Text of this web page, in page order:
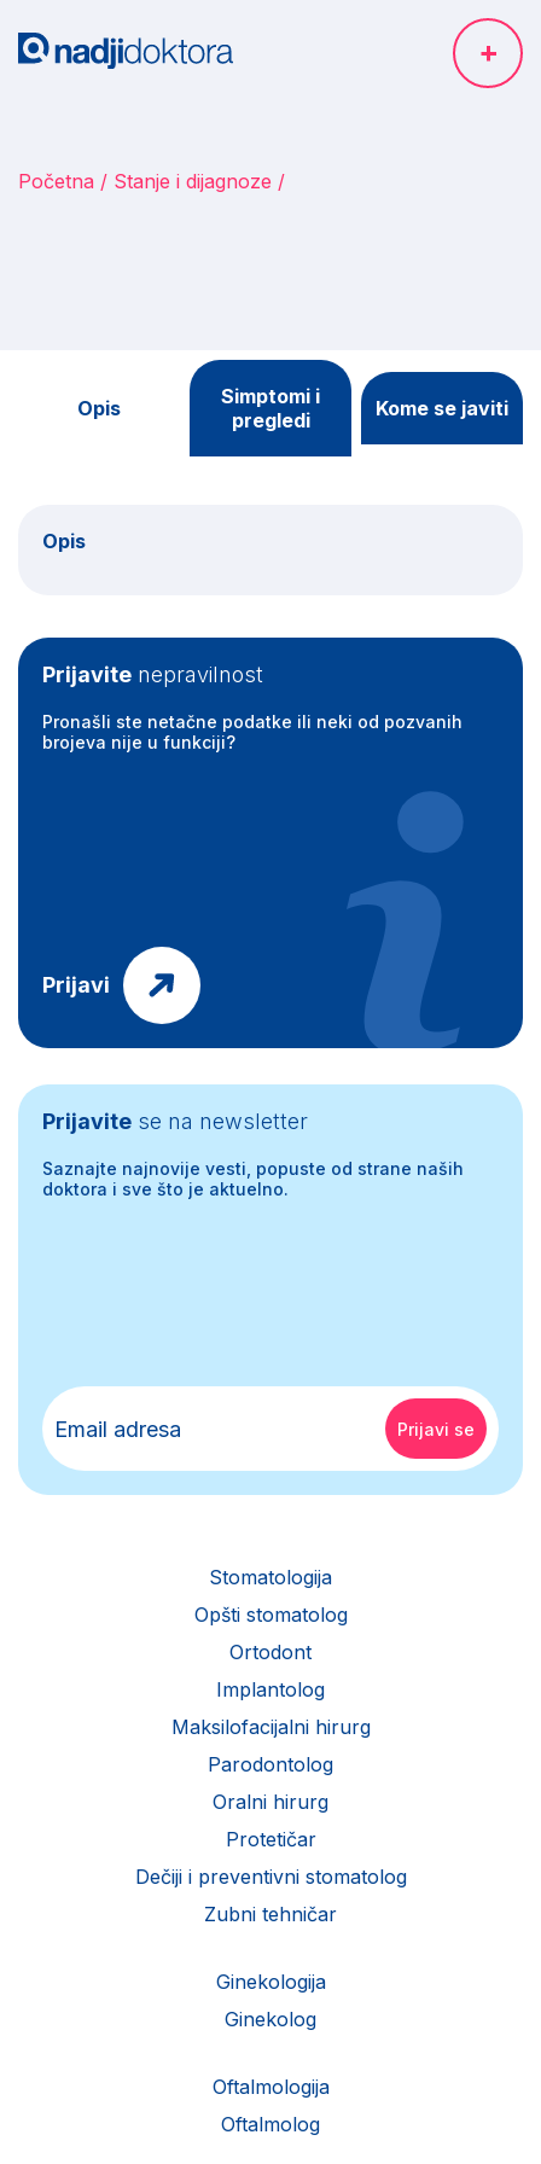
Početna Stanje i dijagnoze
Opis
Simptomi i
pregledi
Kome se javiti
Opis
Prijavite nepravilnost
Pronašli ste netačne podatke ili neki od pozvanih
brojeva nije u funkciji?
Prijavi
Prijavite se na newsletter
Saznajte najnovije vesti, popuste od strane naših
doktora i sve što je aktuelno.
Stomatologija
Opšti stomatolog
Ortodont
Implantolog
Maksilofacijalni hirurg
Parodontolog
Oralni hirurg
Protetičar
Dečiji i preventivni stomatolog
Zubni tehničar
Ginekologija
Ginekolog
Oftalmologija
Oftalmolog